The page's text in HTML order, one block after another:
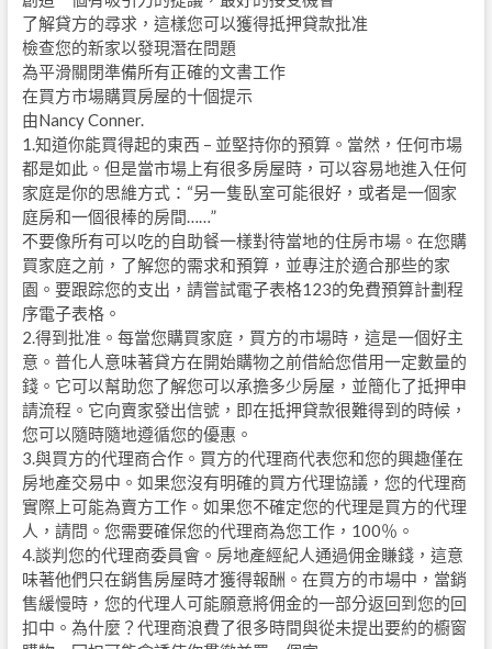
了解貸方的尋求，這樣您可以獲得抵押貸款批准
檢查您的新家以發現潛在問題
為平滑關閉準備所有正確的文書工作
在買方市場購買房屋的十個提示
由Nancy Conner.
1.知道你能買得起的東西 – 並堅持你的預算。當然，任何市場
都是如此。但是當市場上有很多房屋時，可以容易地進入任何
家庭是你的思維方式：“另一隻臥室可能很好，或者是一個家
庭房和一個很棒的房間……”
不要像所有可以吃的自助餐一樣對待當地的住房市場。在您購
買家庭之前，了解您的需求和預算，並專注於適合那些的家
園。要跟踪您的支出，請嘗試電子表格123的免費預算計劃程
序電子表格。
2.得到批准。每當您購買家庭，買方的市場時，這是一個好主
意。普化人意味著貸方在開始購物之前借給您借用一定數量的
錢。它可以幫助您了解您可以承擔多少房屋，並簡化了抵押申
請流程。它向賣家發出信號，即在抵押貸款很難得到的時候，
您可以隨時隨地遵循您的優惠。
3.與買方的代理商合作。買方的代理商代表您和您的興趣僅在
房地產交易中。如果您沒有明確的買方代理協議，您的代理商
實際上可能為賣方工作。如果您不確定您的代理是買方的代理
人，請問。您需要確保您的代理商為您工作，100％。
4.談判您的代理商委員會。房地產經紀人通過佣金賺錢，這意
味著他們只在銷售房屋時才獲得報酬。在買方的市場中，當銷
售緩慢時，您的代理人可能願意將佣金的一部分返回到您的回
扣中。為什麼？代理商浪費了很多時間與從未提出要約的櫥窗